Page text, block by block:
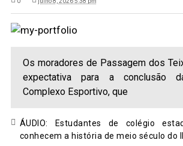
Os moradores de Passagem dos
expectativa para a conclusão
Complexo Esportivo, que
ÁUDIO: Estudantes de colégio
conhecem a história de meio século do